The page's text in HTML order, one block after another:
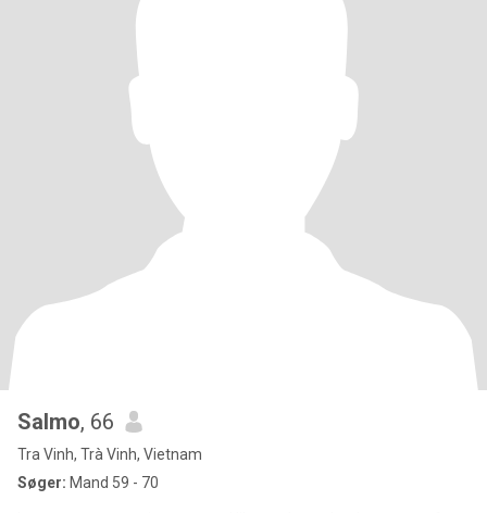
Salmo, 66
Tra Vinh, Trà Vinh, Vietnam
Søger: Mand 59 - 70